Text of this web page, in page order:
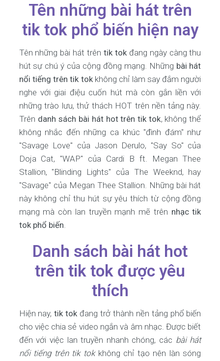
Tên những bài hát trên
tik tok phổ biến hiện nay
Tên những bài hát trên tik tokđang ngày càng thu
hút sự chú ý của cộng đồng mạng. Những bài hát
nổi tiếng trên tik tokkhông chỉ làm say đắm người
nghe với giai điệu cuốn hút mà còn gắn liền với
những trào lưu, thử thách HOT trên nền tảng này.
Trên danh sách bài hát hot trên tik tok, không thể
không nhắc đến những ca khúc "đình đám" như
"Savage Love" của Jason Derulo, "Say So" của
Doja Cat, "WAP" của Cardi B ft. Megan Thee
Stallion, "Blinding Lights" của The Weeknd, hay
"Savage" của Megan Thee Stallion. Những bài hát
này không chỉ thu hút sự yêu thích từ cộng đồng
mạng mà còn lan truyền mạnh mẽ trên nhạc tik
tok phổ biến.
Danh sách bài hát hot
trên tik tok được yêu
thích
Hiện nay,tik tok đang trở thành nền tảng phổ biến
cho việc chia sẻ video ngắn và âm nhạc. Được biết
đến với việc lan truyền nhanh chóng, các bài hát
nổi tiếng trên tik tokkhông chỉ tạo nên làn sóng